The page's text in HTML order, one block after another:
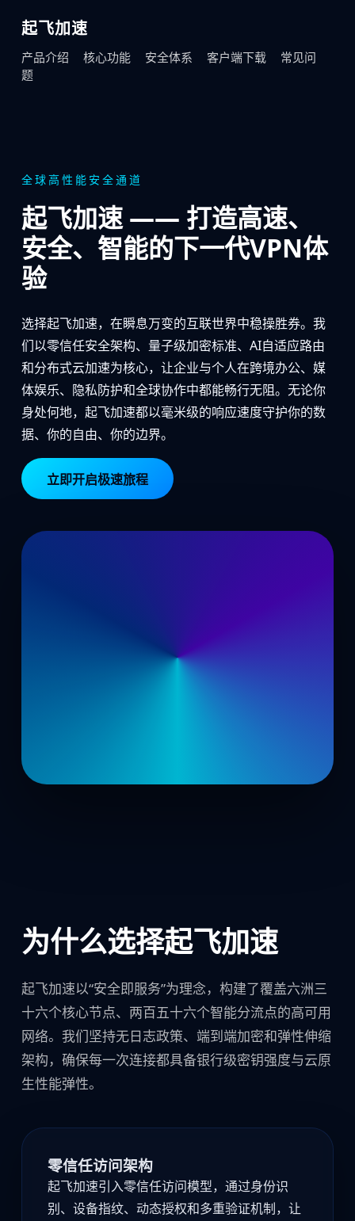
起飞加速
产品介绍 核心功能 安全体系 客户端下载
常见问
题
全球高性能安全通道
起飞加速 —— 打造高速、
安全、智能的下一代VPN体
验
选择起飞加速，在瞬息万变的互联世界中稳操胜券。我
们以零信任安全架构、量子级加密标准、AI自适应路由
和分布式云加速为核心，让企业与个人在跨境办公、媒
体娱乐、隐私防护和全球协作中都能畅行无阻。无论你
身处何地，起飞加速都以毫米级的响应速度守护你的数
据、你的自由、你的边界。
立即开启极速旅程
为什么选择起飞加速
起飞加速以“安全即服务”为理念，构建了覆盖六洲三
十六个核心节点、两百五十六个智能分流点的高可用
网络。我们坚持无日志政策、端到端加密和弹性伸缩
架构，确保每一次连接都具备银行级密钥强度与云原
生性能弹性。
零信任访问架构
起飞加速引入零信任访问模型，通过身份识
别、设备指纹、动态授权和多重验证机制，让